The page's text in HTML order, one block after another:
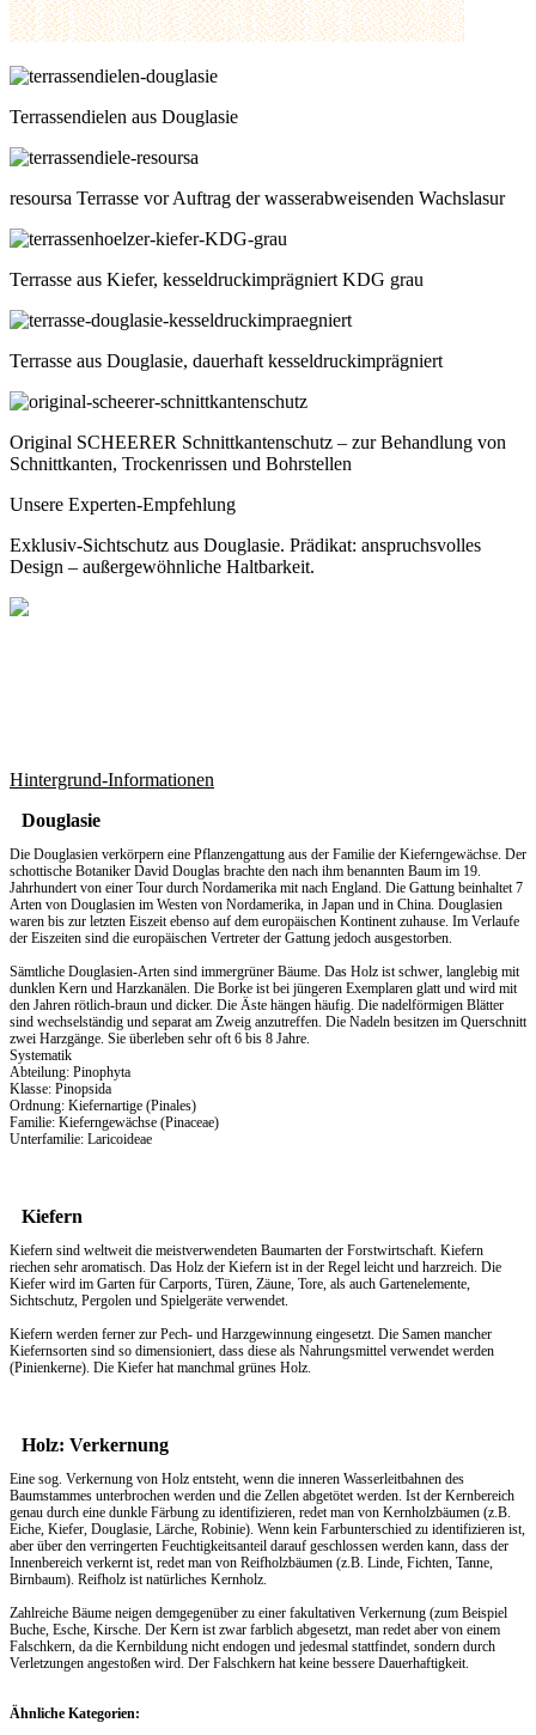
Terrassendielen aus Douglasie
resoursa Terrasse vor Auftrag der wasserabweisenden Wachslasur
Terrasse aus Kiefer, kesseldruckimprägniert KDG grau
Terrasse aus Douglasie, dauerhaft kesseldruckimprägniert
Original SCHEERER Schnittkantenschutz – zur Behandlung von
Schnittkanten, Trockenrissen und Bohrstellen
Unsere Experten-Empfehlung
Exklusiv-Sichtschutz aus Douglasie. Prädikat: anspruchsvolles
Design – außergewöhnliche Haltbarkeit.
Hintergrund-Informationen
Douglasie
Die Douglasien verkörpern eine Pflanzengattung aus der Familie der Kieferngewächse. Der
schottische Botaniker David Douglas brachte den nach ihm benannten Baum im 19.
Jahrhundert von einer Tour durch Nordamerika mit nach England. Die Gattung beinhaltet 7
Arten von Douglasien im Westen von Nordamerika, in Japan und in China. Douglasien
waren bis zur letzten Eiszeit ebenso auf dem europäischen Kontinent zuhause. Im Verlaufe
der Eiszeiten sind die europäischen Vertreter der Gattung jedoch ausgestorben.
Sämtliche Douglasien-Arten sind immergrüner Bäume. Das Holz ist schwer, langlebig mit
dunklen Kern und Harzkanälen. Die Borke ist bei jüngeren Exemplaren glatt und wird mit
den Jahren rötlich-braun und dicker. Die Äste hängen häufig. Die nadelförmigen Blätter
sind wechselständig und separat am Zweig anzutreffen. Die Nadeln besitzen im Querschnitt
zwei Harzgänge. Sie überleben sehr oft 6 bis 8 Jahre.
Systematik
Abteilung: Pinophyta
Klasse: Pinopsida
Ordnung: Kiefernartige (Pinales)
Familie: Kieferngewächse (Pinaceae)
Unterfamilie: Laricoideae
Kiefern
Kiefern sind weltweit die meistverwendeten Baumarten der Forstwirtschaft. Kiefern
riechen sehr aromatisch. Das Holz der Kiefern ist in der Regel leicht und harzreich. Die
Kiefer wird im Garten für Carports, Türen, Zäune, Tore, als auch Gartenelemente,
Sichtschutz, Pergolen und Spielgeräte verwendet.
Kiefern werden ferner zur Pech- und Harzgewinnung eingesetzt. Die Samen mancher
Kiefernsorten sind so dimensioniert, dass diese als Nahrungsmittel verwendet werden
(Pinienkerne). Die Kiefer hat manchmal grünes Holz.
Holz: Verkernung
Eine sog. Verkernung von Holz entsteht, wenn die inneren Wasserleitbahnen des
Baumstammes unterbrochen werden und die Zellen abgetötet werden. Ist der Kernbereich
genau durch eine dunkle Färbung zu identifizieren, redet man von Kernholzbäumen (z.B.
Eiche, Kiefer, Douglasie, Lärche, Robinie). Wenn kein Farbunterschied zu identifizieren ist,
aber über den verringerten Feuchtigkeitsanteil darauf geschlossen werden kann, dass der
Innenbereich verkernt ist, redet man von Reifholzbäumen (z.B. Linde, Fichten, Tanne,
Birnbaum). Reifholz ist natürliches Kernholz.
Zahlreiche Bäume neigen demgegenüber zu einer fakultativen Verkernung (zum Beispiel
Buche, Esche, Kirsche. Der Kern ist zwar farblich abgesetzt, man redet aber von einem
Falschkern, da die Kernbildung nicht endogen und jedesmal stattfindet, sondern durch
Verletzungen angestoßen wird. Der Falschkern hat keine bessere Dauerhaftigkeit.
Ähnliche Kategorien: